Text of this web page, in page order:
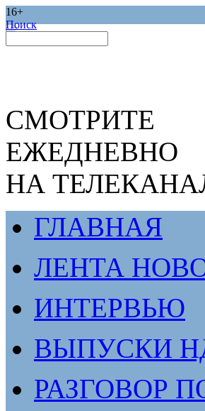
16+
Поиск
СМОТРИТЕ
ЕЖЕДНЕВНО
НА
ГЛАВНАЯ
ЛЕНТА
ИНТЕРВЬЮ
ВЫПУСКИ
РАЗГОВОР